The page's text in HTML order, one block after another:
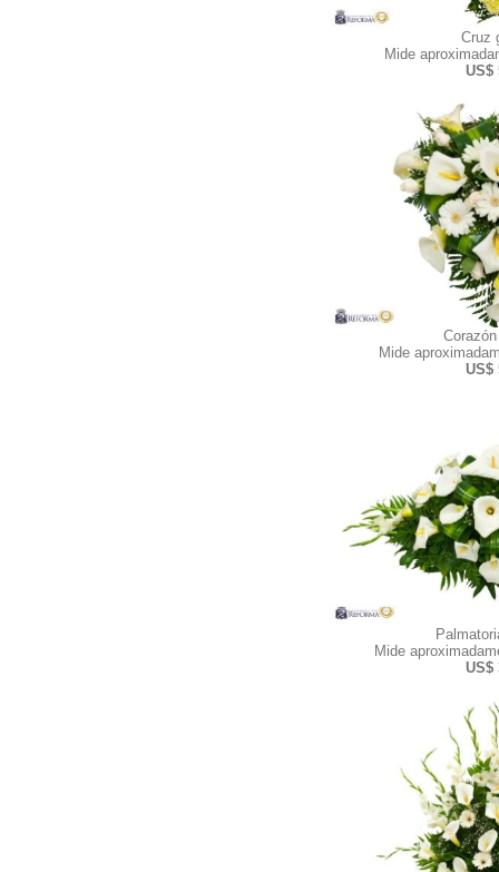
Cruz
Mide
US$
Mide
US$
Mide
US$